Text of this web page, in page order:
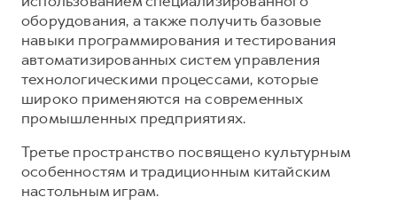
оборудования, а также получить базовые
навыки программирования и тестирования
автоматизированных систем управления
технологическими процессами, которые
широко применяются на современных
промышленных предприятиях.
Третье пространство посвящено культурным
особенностям и традиционным китайским
настольным играм.